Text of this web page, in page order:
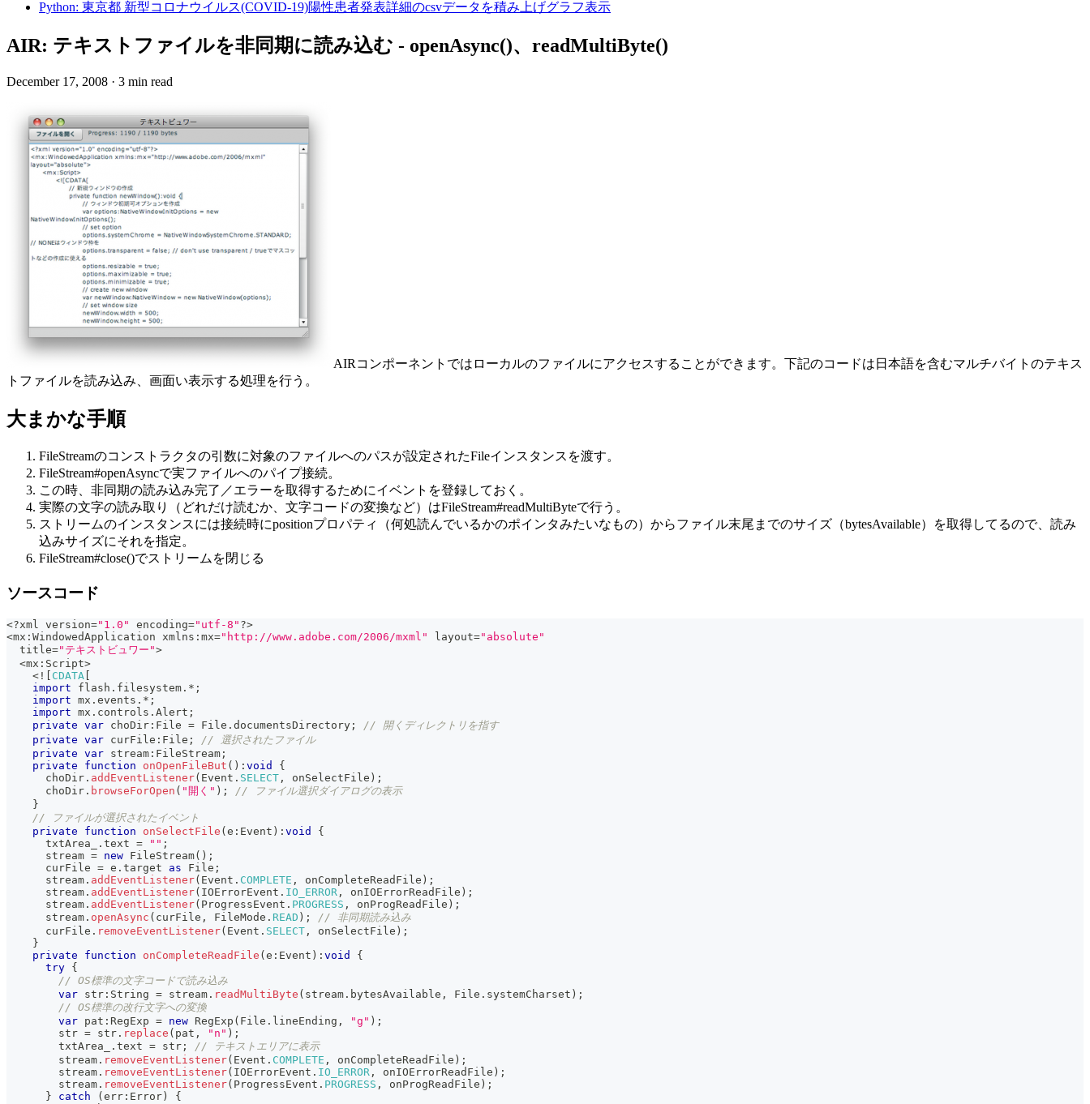
Python: 東京都 新型コロナウイルス(COVID-19)陽性患者発表詳細のcsvデータを積み上げグラフ表示
AIR: テキストファイルを非同期に読み込む - openAsync()、readMultiByte()
December 17, 2008 · 3 min read
AIRコンポーネントではローカルのファイルにアクセスすることができます。下記のコードは日本語を含むマルチバイトのテキス
トファイルを読み込み、画面い表示する処理を行う。
大まかな手順
FileStreamのコンストラクタの引数に対象のファイルへのパスが設定されたFileインスタンスを渡す。
FileStream#openAsyncで実ファイルへのパイプ接続。
この時、非同期の読み込み完了／エラーを取得するためにイベントを登録しておく。
実際の文字の読み取り（どれだけ読むか、文字コードの変換など）はFileStream#readMultiByteで行う。
ストリームのインスタンスには接続時にpositionプロパティ（何処読んでいるかのポインタみたいなもの）からファイル末尾までのサイズ（bytesAvailable）を取得してるので、読み
込みサイズにそれを指定。
FileStream#close()でストリームを閉じる
ソースコード
<?xml version="1.0" encoding="utf-8" ?>
<mx : WindowedApplication xmlns : mx="http://www.adobe.com/2006/mxml" layout="absolute"
  title
="テキストビュワー">
<mx : Script>
< ! CDATA
import flash . filesystem . * ;
import mx . events . * ;
import mx . controls . Alert ;
private var choDir : File = File . documentsDirectory ;
// 開くディレクトリを指す
private var curFile : File ;
// 選択されたファイル
private var stream : FileStream ;
private
function onOpenFileBut ( ) : void
{
      choDir
. addEventListener( Event . SELECT , onSelectFile ) ;
      choDir
. browseForOpen ( "開く" ) ;
// ファイル選択ダイアログの表示
}
// ファイルが選択されたイベント
private
function onSelectFile ( e : Event ) : void
{
      txtArea_
. text = "" ;
      stream
= new FileStream( ) ;
      curFile
= e . target as File ;
      stream
. addEventListener( Event . COMPLETE , onCompleteReadFile ) ;
      stream
. addEventListener( IOErrorEvent . IO_ERROR , onIOErrorReadFile ) ;
      stream
. addEventListener( ProgressEvent . PROGRESS , onProgReadFile ) ;
      stream
. openAsync ( curFile , FileMode . READ ) ;
// 非同期読み込み
      curFile
. removeEventListener( Event . SELECT , onSelectFile ) ;
}
private
function onCompleteReadFile ( e : Event ) : void
{
try {
// OS標準の文字コードで読み込み
var str : String = stream . readMultiByte ( stream . bytesAvailable , File . systemCharset ) ;
// OS標準の改行文字への変換
var pat : RegExp = new RegExp ( File . lineEnding , "g" ) ;
        str
= str . replace ( pat , "n" ) ;
        txtArea_
. text = str ;
// テキストエリアに表示
        stream
. removeEventListener( Event . COMPLETE , onCompleteReadFile ) ;
        stream
. removeEventListener( IOErrorEvent . IO_ERROR , onIOErrorReadFile ) ;
        stream
. removeEventListener( ProgressEvent . PROGRESS , onProgReadFile ) ;
}
catch ( err : Error )
{